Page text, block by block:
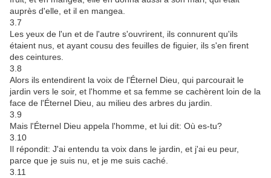
auprès d'elle, et il en mangea.
3.7
Les yeux de l'un et de l'autre s'ouvrirent, ils connurent qu'ils
étaient nus, et ayant cousu des feuilles de figuier, ils s'en firent
des ceintures.
3.8
Alors ils entendirent la voix de l'Éternel Dieu, qui parcourait le
jardin vers le soir, et l'homme et sa femme se cachèrent loin de la
face de l'Éternel Dieu, au milieu des arbres du jardin.
3.9
Mais l'Éternel Dieu appela l'homme, et lui dit: Où es-tu?
3.10
Il répondit: J'ai entendu ta voix dans le jardin, et j'ai eu peur,
parce que je suis nu, et je me suis caché.
3.11